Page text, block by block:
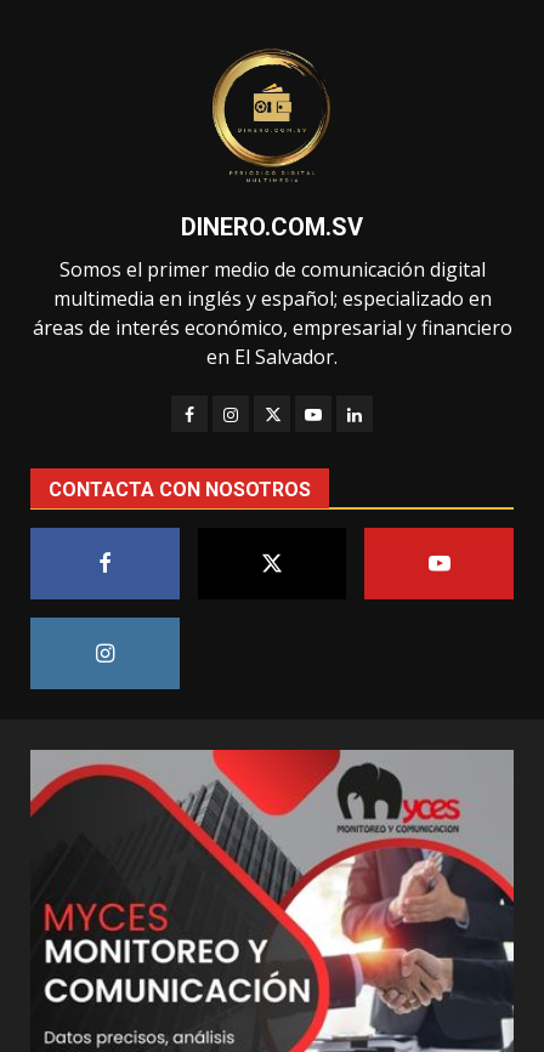
DINERO.COM.SV
Somos el primer medio de comunicación digital
multimedia en inglés y español; especializado en
áreas de interés económico, empresarial y financiero
en El Salvador.
CONTACTA CON NOSOTROS